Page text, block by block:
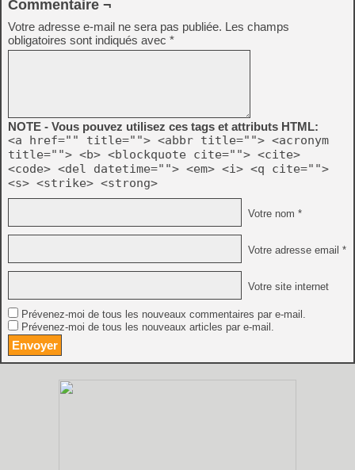
Commentaire ¬
Votre adresse e-mail ne sera pas publiée. Les champs
obligatoires sont indiqués avec *
NOTE - Vous pouvez utilisez ces tags et attributs HTML:
<a href="" title=""> <abbr title=""> <acronym
title=""> <b> <blockquote cite=""> <cite>
<code> <del datetime=""> <em> <i> <q cite="">
<s> <strike> <strong>
Votre nom *
Votre adresse email *
Votre site internet
Prévenez-moi de tous les nouveaux commentaires par e-mail.
Prévenez-moi de tous les nouveaux articles par e-mail.